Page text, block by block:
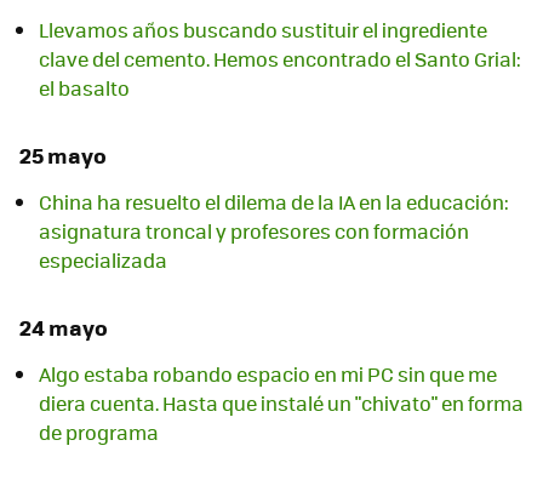
Llevamos años buscando sustituir el ingrediente
clave del cemento. Hemos encontrado el Santo Grial:
el basalto
25 mayo
China ha resuelto el dilema de la IA en la educación:
asignatura troncal y profesores con formación
especializada
24 mayo
Algo estaba robando espacio en mi PC sin que me
diera cuenta. Hasta que instalé un "chivato" en forma
de programa